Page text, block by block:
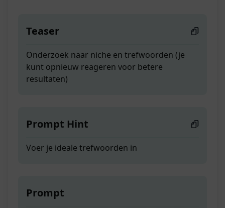
Teaser
Onderzoek naar niche en trefwoorden (je
kunt opnieuw reageren voor betere
resultaten)
Prompt Hint
Voer je ideale trefwoorden in
Prompt